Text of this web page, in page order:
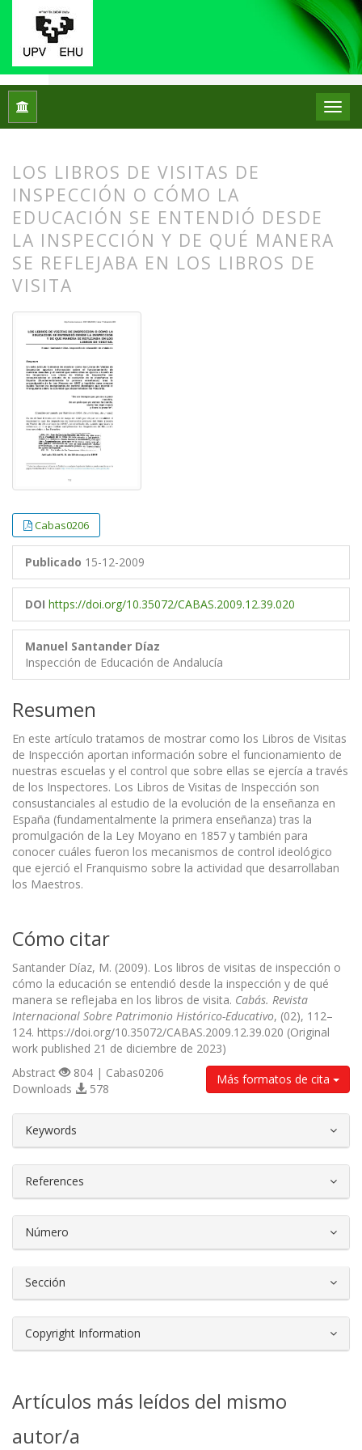
Inicio
LOS LIBROS DE VISITAS DE
INSPECCIÓN O CÓMO LA
EDUCACIÓN SE ENTENDIÓ DESDE
LA INSPECCIÓN Y DE QUÉ MANERA
SE REFLEJABA EN LOS LIBROS DE
VISITA
Cabas0206
Publicado 15-12-2009
DOI https://doi.org/10.35072/CABAS.2009.12.39.020
Manuel Santander Díaz
Inspección de Educación de Andalucía
Resumen
En este artículo tratamos de mostrar como los Libros de Visitas
de Inspección aportan información sobre el funcionamiento de
nuestras escuelas y el control que sobre ellas se ejercía a través
de los Inspectores. Los Libros de Visitas de Inspección son
consustanciales al estudio de la evolución de la enseñanza en
España (fundamentalmente la primera enseñanza) tras la
promulgación de la Ley Moyano en 1857 y también para
conocer cuáles fueron los mecanismos de control ideológico
que ejerció el Franquismo sobre la actividad que desarrollaban
los Maestros.
Cómo citar
Santander Díaz, M. (2009). Los libros de visitas de inspección o
cómo la educación se entendió desde la inspección y de qué
manera se reflejaba en los libros de visita. Cabás. Revista
Internacional Sobre Patrimonio Histórico-Educativo, (02), 112–
124. https://doi.org/10.35072/CABAS.2009.12.39.020 (Original
work published 21 de diciembre de 2023)
Más formatos de cita
Abstract
804 | Cabas0206
Downloads
578
Keywords
References
Número
Sección
Copyright Information
Artículos más leídos del mismo
autor/a